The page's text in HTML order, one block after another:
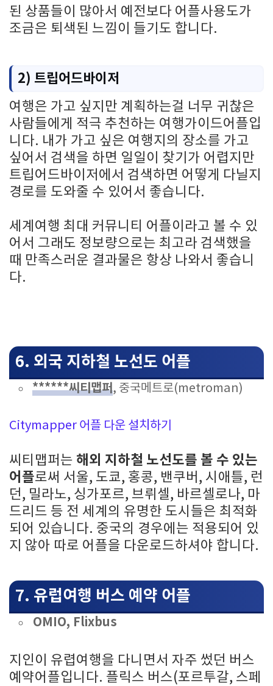
된 상품들이 많아서 예전보다 어플사용도가
조금은 퇴색된 느낌이 들기도 합니다.
2) 트립어드바이저
여행은 가고 싶지만 계획하는걸 너무 귀찮은
사람들에게 적극 추천하는 여행가이드어플입
니다. 내가 가고 싶은 여행지의 장소를 가고
싶어서 검색을 하면 일일이 찾기가 어렵지만
트립어드바이저에서 검색하면 어떻게 다닐지
경로를 도와줄 수 있어서 좋습니다.
세계여행 최대 커뮤니티 어플이라고 볼 수 있
어서 그래도 정보량으로는 최고라 검색했을
때 만족스러운 결과물은 항상 나와서 좋습니
다.
6. 외국 지하철 노선도 어플
******씨티맵퍼, 중국메트로(metroman)
Citymapper 어플 다운 설치하기
씨티맵퍼는 해외 지하철 노선도를 볼 수 있는
어플로써 서울, 도쿄, 홍콩, 밴쿠버, 시애틀, 런
던, 밀라노, 싱가포르, 브뤼셀, 바르셀로나, 마
드리드 등 전 세계의 유명한 도시들은 최적화
되어 있습니다. 중국의 경우에는 적용되어 있
지 않아 따로 어플을 다운로드하셔야 합니다.
7. 유럽여행 버스 예약 어플
OMIO, Flixbus
지인이 유렵여행을 다니면서 자주 썼던 버스
예약어플입니다. 플릭스 버스(포르투갈, 스페